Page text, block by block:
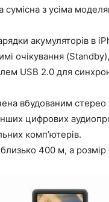
сумісна з усіма
акумуляторів в
очікування
USB 2.0 для
вбудованим стерео
цифрових
комп’ютерів.
400 м, а розмір